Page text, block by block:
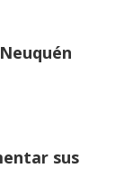
Neuquén
sus